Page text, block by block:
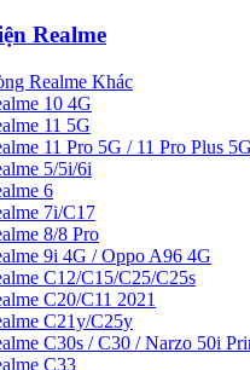
Realme
Realme Khác
10 4G
11 5G
11 Pro 5G / 11 Pro Plus 5G
5/5i/6i
6
7i/C17
8/8 Pro
9i 4G / Oppo A96 4G
C12/C15/C25/C25s
C20/C11 2021
C21y/C25y
C30s / C30 / Narzo 50i
C33